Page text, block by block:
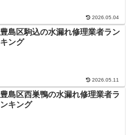
2026.05.04
豊島区駒込の水漏れ修理業者ラン
キング
2026.05.11
豊島区西巣鴨の水漏れ修理業者ラ
ンキング